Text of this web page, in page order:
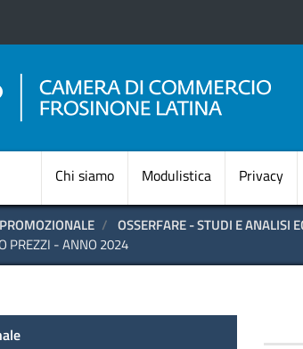
Chi siamo Modulistica Privacy
PROMOZIONALE OSSERFARE - STUDI E ANALISI
PREZZI - ANNO 2024